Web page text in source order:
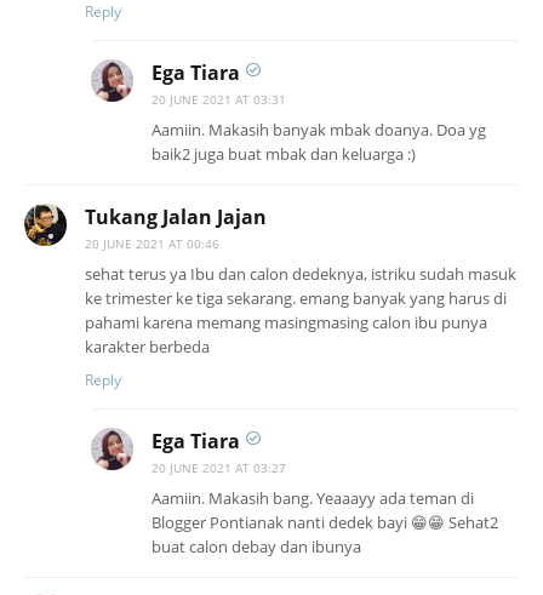
Reply
Ega Tiara
20 JUNE 2021 AT 03:31
Aamiin. Makasih banyak mbak doanya. Doa yg
baik2 juga buat mbak dan keluarga :)
Tukang Jalan Jajan
20 JUNE 2021 AT 00:46
sehat terus ya Ibu dan calon dedeknya, istriku sudah masuk
ke trimester ke tiga sekarang. emang banyak yang harus di
pahami karena memang masingmasing calon ibu punya
karakter berbeda
Reply
Ega Tiara
20 JUNE 2021 AT 03:27
Aamiin. Makasih bang. Yeaaayy ada teman di
Blogger Pontianak nanti dedek bayi 😁😁 Sehat2
buat calon debay dan ibunya